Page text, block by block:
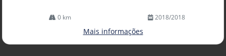
0 km 2018/2018
Mais informações